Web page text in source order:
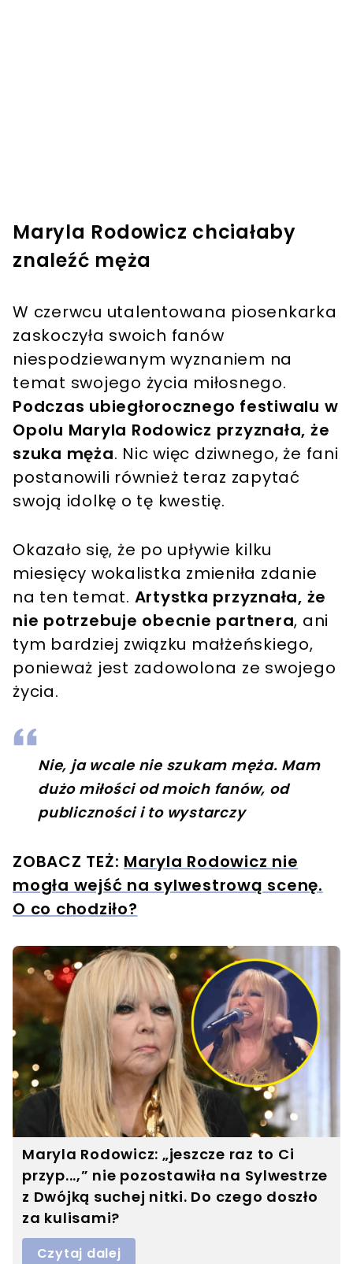
Maryla Rodowicz chciałaby
znaleźć męża
W czerwcu utalentowana piosenkarka
zaskoczyła swoich fanów
niespodziewanym wyznaniem na
temat swojego życia miłosnego.
Podczas ubiegłorocznego festiwalu w
Opolu Maryla Rodowicz przyznała, że
szuka męża. Nic więc dziwnego, że fani
postanowili również teraz zapytać
swoją idolkę o tę kwestię.
Okazało się, że po upływie kilku
miesięcy wokalistka zmieniła zdanie
na ten temat. Artystka przyznała, że
nie potrzebuje obecnie partnera, ani
tym bardziej związku małżeńskiego,
ponieważ jest zadowolona ze swojego
życia.
Nie, ja wcale nie szukam męża. Mam
dużo miłości od moich fanów, od
publiczności i to wystarczy
ZOBACZ TEŻ: Maryla Rodowicz nie
mogła wejść na sylwestrową scenę.
O co chodziło?
Maryla Rodowicz: „jeszcze raz to Ci
przyp...,” nie pozostawiła na Sylwestrze
z Dwójką suchej nitki. Do czego doszło
za kulisami?
Czytaj dalej